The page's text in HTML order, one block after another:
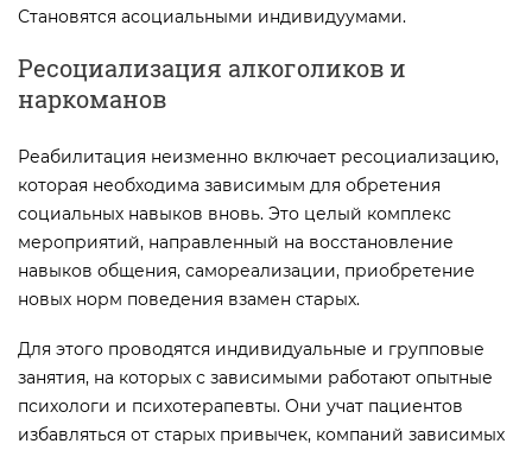
Становятся асоциальными индивидуумами.
Ресоциализация алкоголиков и
наркоманов
Реабилитация неизменно включает ресоциализацию,
которая необходима зависимым для обретения
социальных навыков вновь. Это целый комплекс
мероприятий, направленный на восстановление
навыков общения, самореализации, приобретение
новых норм поведения взамен старых.
Для этого проводятся индивидуальные и групповые
занятия, на которых с зависимыми работают опытные
психологи и психотерапевты. Они учат пациентов
избавляться от старых привычек, компаний зависимых